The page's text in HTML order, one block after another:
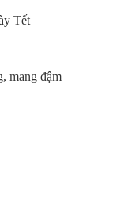
Tết
mang đậm